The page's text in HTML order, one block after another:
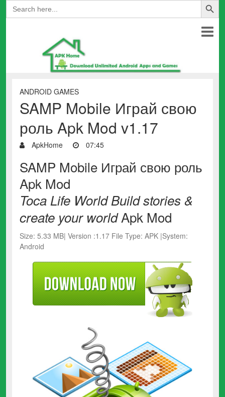
Search
for:
ANDROID GAMES
SAMP Mobile Играй свою
роль Apk Mod v1.17
ApkHome 07:45
SAMP Mobile Играй свою роль
Apk Mod
Toca Life World Build stories &
create your worldApk Mod
Size: 5.33 MB| Version :1.17 File Type: APK |System:
Android